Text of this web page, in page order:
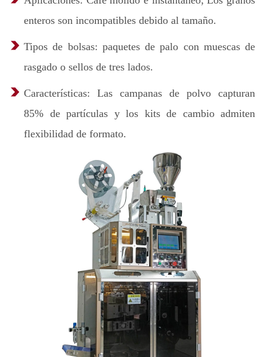
enteros son incompatibles debido al tamaño.
Tipos de bolsas: paquetes de palo con muescas de
rasgado o sellos de tres lados.
Características: Las campanas de polvo capturan
85% de partículas y los kits de cambio admiten
flexibilidad de formato.